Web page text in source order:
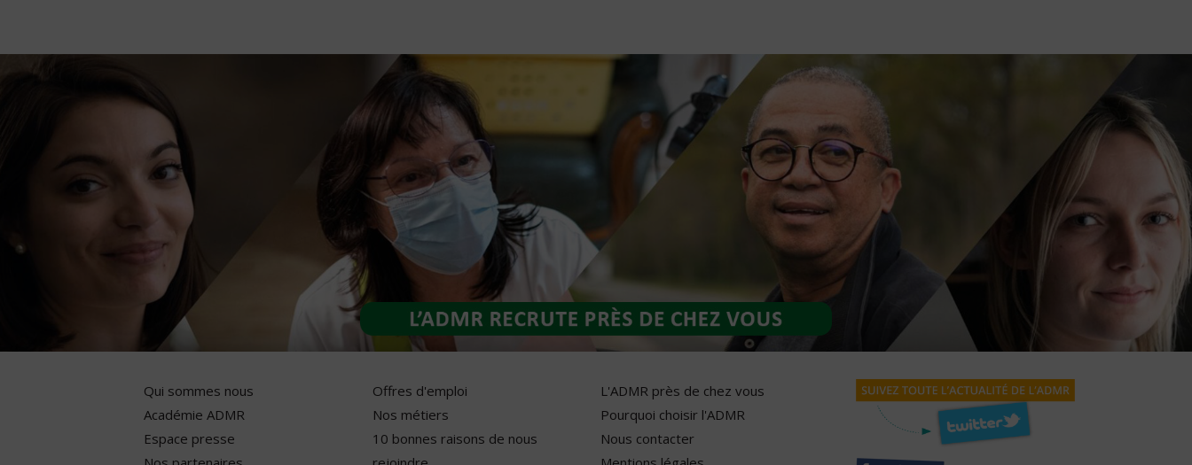
Qui sommes nous
Académie ADMR
Espace presse
Offres d'emploi
Nos métiers
10 bonnes raisons de nous
L'ADMR près de chez vous
Pourquoi choisir l'ADMR
Nous contacter